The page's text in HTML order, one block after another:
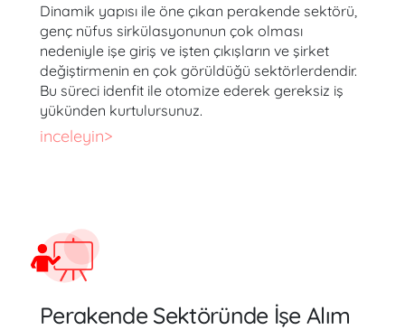
Dinamik yapısı ile öne çıkan perakende sektörü,
genç nüfus sirkülasyonunun çok olması
nedeniyle işe giriş ve işten çıkışların ve şirket
değiştirmenin en çok görüldüğü sektörlerdendir.
Bu süreci idenfit ile otomize ederek gereksiz iş
yükünden kurtulursunuz.
inceleyin>
Perakende Sektöründe İşe Alım